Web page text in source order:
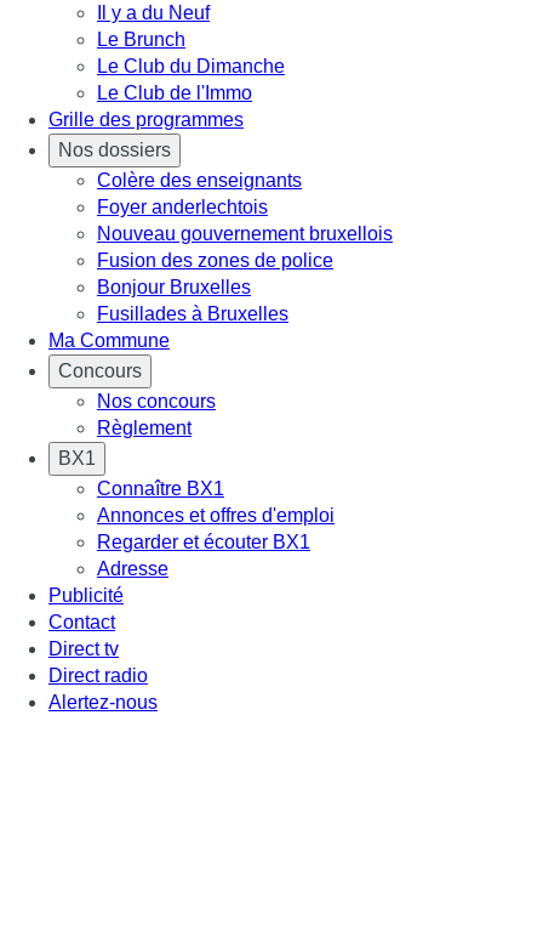
Il y a du Neuf
Le Brunch
Le Club du Dimanche
Le Club de l'Immo
Grille des programmes
Nos dossiers
Colère des enseignants
Foyer anderlechtois
Nouveau gouvernement bruxellois
Fusion des zones de police
Bonjour Bruxelles
Fusillades à Bruxelles
Ma Commune
Concours
Nos concours
Règlement
BX1
Connaître BX1
Annonces et offres d'emploi
Regarder et écouter BX1
Adresse
Publicité
Contact
Direct tv
Direct radio
Alertez-nous